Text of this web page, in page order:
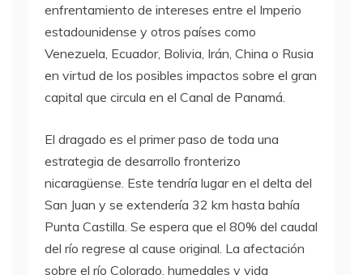
enfrentamiento de intereses entre el Imperio
estadounidense y otros países como
Venezuela, Ecuador, Bolivia, Irán, China o Rusia
en virtud de los posibles impactos sobre el gran
capital que circula en el Canal de Panamá.
El dragado es el primer paso de toda una
estrategia de desarrollo fronterizo
nicaragüense. Este tendría lugar en el delta del
San Juan y se extendería 32 km hasta bahía
Punta Castilla. Se espera que el 80% del caudal
del río regrese al cause original. La afectación
sobre el río Colorado, humedales y vida